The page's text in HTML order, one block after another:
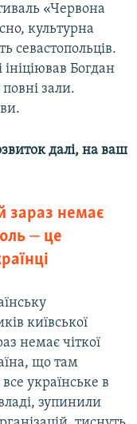
«Червона
культурна
севастопольців.
ініціював Богдан
зали.
далі, на ваш
зараз немає
‒ це
київської
немає чіткої
що там
українське в
зупинили